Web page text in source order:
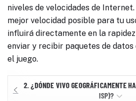
niveles de velocidades de
mejor velocidad posible para tu
influirá directamente en la
enviar y recibir paquetes de
el juego.
2. ¿DÓNDE VIVO GEOGRÁFICAMENTE
ISP)?